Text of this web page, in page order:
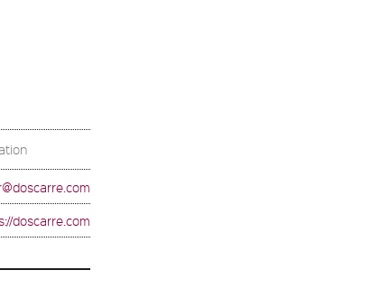
doscarre.com